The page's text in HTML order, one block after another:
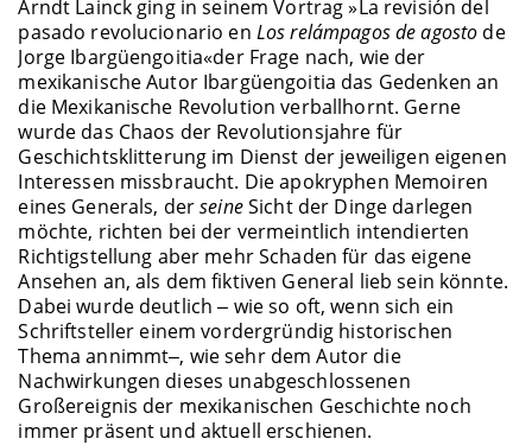
Arndt Lainck ging in seinem Vortrag »La revisión del
pasado revolucionario en Los relámpagos de agosto de
Jorge Ibargüengoitia«der Frage nach, wie der
mexikanische Autor Ibargüengoitia das Gedenken an
die Mexikanische Revolution verballhornt. Gerne
wurde das Chaos der Revolutionsjahre für
Geschichtsklitterung im Dienst der jeweiligen eigenen
Interessen missbraucht. Die apokryphen Memoiren
eines Generals, derseineSicht der Dinge darlegen
möchte, richten bei der vermeintlich intendierten
Richtigstellung aber mehr Schaden für das eigene
Ansehen an, als dem fiktiven General lieb sein könnte.
Dabei wurde deutlich ‒ wie so oft, wenn sich ein
Schriftsteller einem vordergründig historischen
Thema annimmt‒, wie sehr dem Autor die
Nachwirkungen dieses unabgeschlossenen
Großereignis der mexikanischen Geschichte noch
immer präsent und aktuell erschienen.